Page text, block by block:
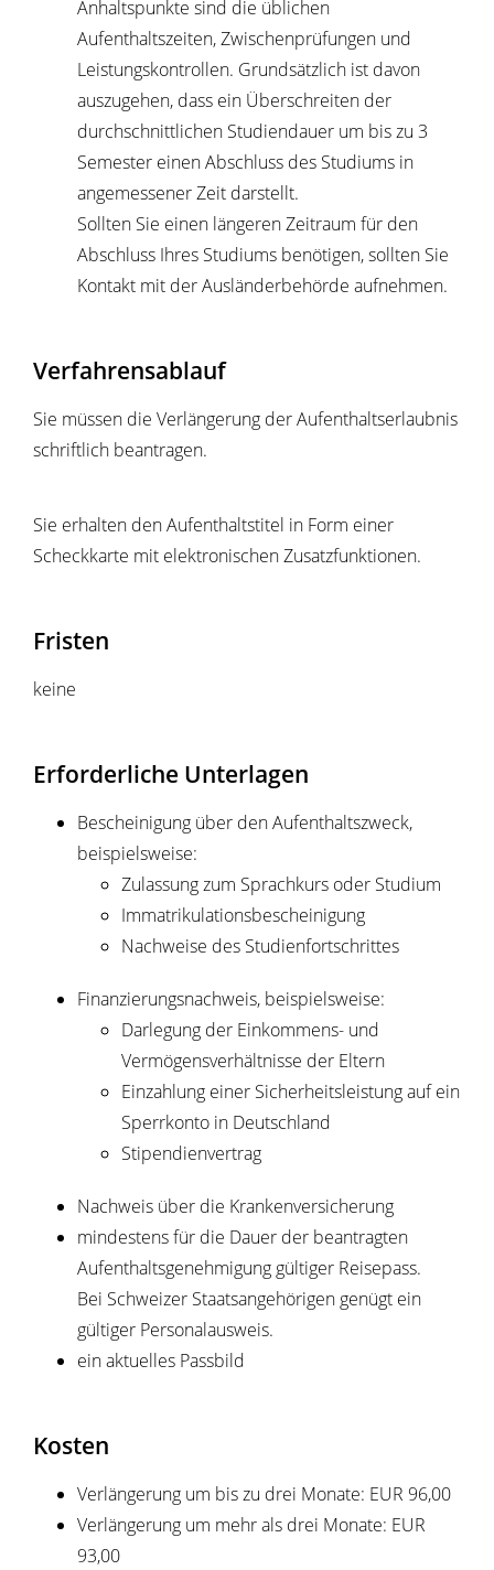
Anhaltspunkte sind die üblichen
Aufenthaltszeiten, Zwischenprüfungen und
Leistungskontrollen. Grundsätzlich ist davon
auszugehen, dass ein Überschreiten der
durchschnittlichen Studiendauer um bis zu 3
Semester einen Abschluss des Studiums in
angemessener Zeit darstellt.
Sollten Sie einen längeren Zeitraum für den
Abschluss Ihres Studiums benötigen, sollten Sie
Kontakt mit der Ausländerbehörde aufnehmen.
Verfahrensablauf
Sie müssen die Verlängerung der Aufenthaltserlaubnis
schriftlich beantragen.
Sie erhalten den Aufenthaltstitel in Form einer
Scheckkarte mit elektronischen Zusatzfunktionen.
Fristen
keine
Erforderliche Unterlagen
Bescheinigung über den Aufenthaltszweck,
beispielsweise:
Zulassung zum Sprachkurs oder Studium
Immatrikulationsbescheinigung
Nachweise des Studienfortschrittes
Finanzierungsnachweis, beispielsweise:
Darlegung der Einkommens- und
Vermögensverhältnisse der Eltern
Einzahlung einer Sicherheitsleistung auf ein
Sperrkonto in Deutschland
Stipendienvertrag
Nachweis über die Krankenversicherung
mindestens für die Dauer der beantragten
Aufenthaltsgenehmigung gültiger Reisepass.
Bei Schweizer Staatsangehörigen genügt ein
gültiger Personalausweis.
ein aktuelles Passbild
Kosten
Verlängerung um bis zu drei Monate: EUR 96,00
Verlängerung um mehr als drei Monate: EUR
93,00